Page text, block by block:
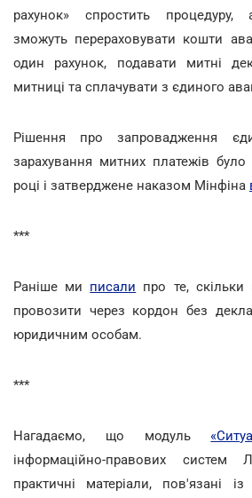
рахунок» спростить процедуру,
зможуть перераховувати кошти
один рахунок, подавати митні
митниці та сплачувати з єдиного
Рішення про запровадження
зарахування митних платежів
році і затверджене наказом Мінфіна
***
Раніше ми писали про те,
провозити через кордон без
юридичним особам.
***
Нагадаємо, що модуль
інформаційно-правових систем
практичні матеріали, пов'язані із